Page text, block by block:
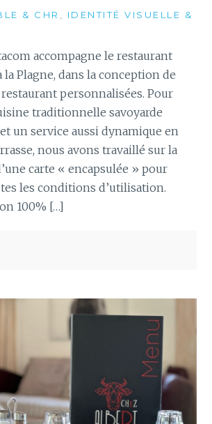
& CHR , IDENTITÉ VISUELLE &
accompagne le restaurant
Plagne, dans la conception de
restaurant personnalisées. Pour
traditionnelle savoyarde
un service aussi dynamique en
nous avons travaillé sur la
carte « encapsulée » pour
les conditions d’utilisation.
100% […]